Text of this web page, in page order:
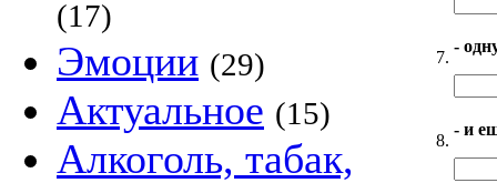
(17)
Эмоции (29)
Актуальное (15)
Алкоголь, табак,
7.
-
8.
- и